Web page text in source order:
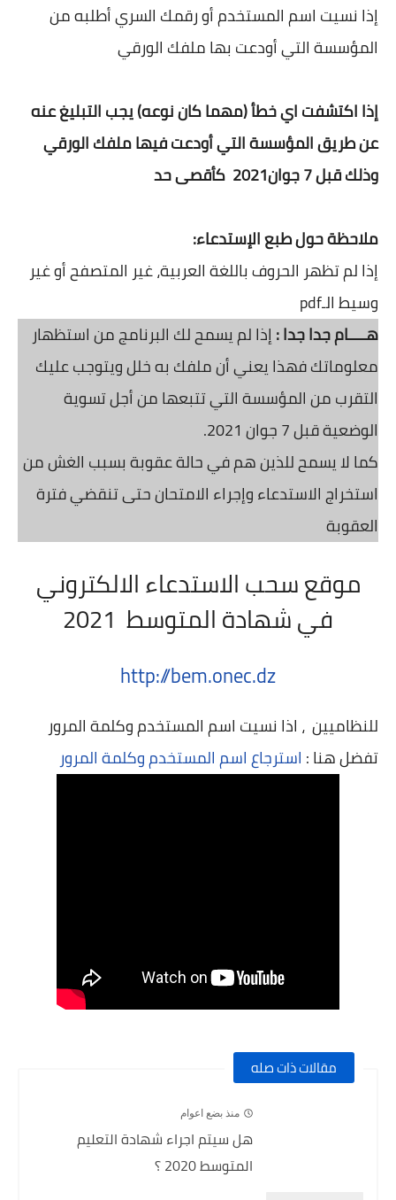
إذا نسيت اسم المستخدم أو رقمك السري أطلبه من
المؤسسة التي أودعت بها ملفك الورقي
إذا اكتشفت اي خطأ (مهما كان نوعه) يجب التبليغ عنه
عن طريق المؤسسة التي أودعت فيها ملفك الورقي
وذلك قبل 7 جوان2021 كأقصى حد
ملاحظة حول طبع الإستدعاء:
إذا لم تظهر الحروف باللغة العربية، غير المتصفح أو غير
وسيط الـpdf
هــــام جدا جدا :إذا لم يسمح لك البرنامج من استظهار
معلوماتك فهذا يعني أن ملفك به خلل ويتوجب عليك
التقرب من المؤسسة التي تتبعها من أجل تسوية
الوضعية قبل 7 جوان 2021.
كما لا يسمح للذين هم في حالة عقوبة بسبب الغش من
استخراج الاستدعاء وإجراء الامتحان حتى تنقضي فترة
العقوبة
موقع سحب الاستدعاء الالكتروني
في شهادة المتوسط 2021
http://bem.onec.dz
للنظاميين ، اذا نسيت اسم المستخدم وكلمة المرور
تفضل هنا : استرجاع اسم المستخدم وكلمة المرور
مقالات ذات صله
منذ بضع اعوام
هل سيتم اجراء شهادة التعليم
المتوسط 2020 ؟